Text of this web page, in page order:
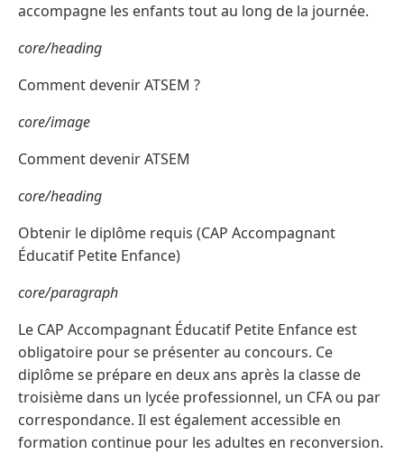
accompagne les enfants tout au long de la journée.
core/heading
Comment devenir ATSEM ?
core/image
Comment devenir ATSEM
core/heading
Obtenir le diplôme requis (CAP Accompagnant
Éducatif Petite Enfance)
core/paragraph
Le CAP Accompagnant Éducatif Petite Enfance est
obligatoire pour se présenter au concours. Ce
diplôme se prépare en deux ans après la classe de
troisième dans un lycée professionnel, un CFA ou par
correspondance. Il est également accessible en
formation continue pour les adultes en reconversion.